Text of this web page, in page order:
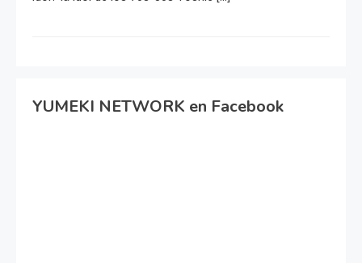
YUMEKI NETWORK en Facebook